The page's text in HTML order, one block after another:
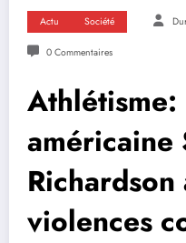
Actu Société
0 Commentaires
américaine
violences